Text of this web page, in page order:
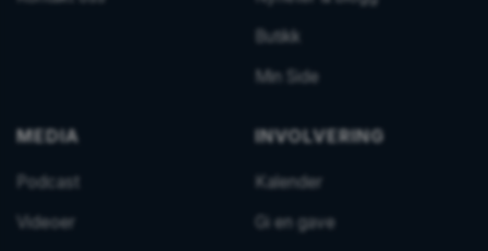
Butikk
Min Side
MEDIA
Podcast
Videoer
INVOLVERING
Kalender
Gi en gave